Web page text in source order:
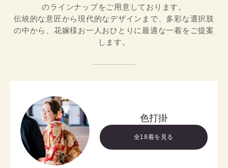
のラインナップをご用意しております。
伝統的な意匠から現代的なデザインまで、多彩な選択肢
の中から、花嫁様お一人おひとりに最適な一着をご提案
します。
色打掛
全18着を見る